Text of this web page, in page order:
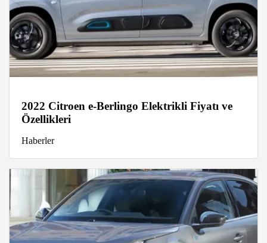
2022 Citroen e-Berlingo Elektrikli Fiyatı ve
Özellikleri
Haberler